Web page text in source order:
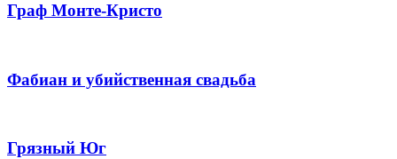
Граф Монте-Кристо
Фабиан и убийственная свадьба
Грязный Юг